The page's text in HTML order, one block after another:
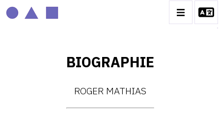
ROGER MATHIAS
BIOGRAPHIE
BIOGRAPHIE
ROGER MATHIAS